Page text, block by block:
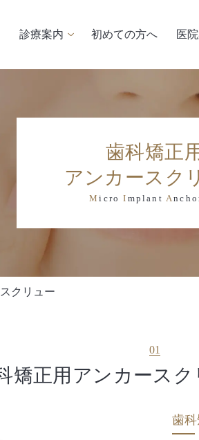
診療案内 初めての方へ 医
歯科矯正
アンカースク
MicroI mplant A
クリュー
01
矯正用 アンカースク
歯